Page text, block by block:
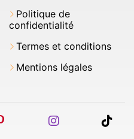
Politique de
confidentialité
Termes et conditions
Mentions légales
pinterest instagram